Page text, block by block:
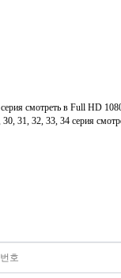
смотреть в Full HD
31, 32, 33, 34 серия